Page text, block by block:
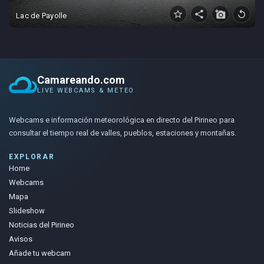
star_border share add_a_photo replay
Lac de Payolle
Camareando.com
LIVE WEBCAMS & METEO
Webcams e información meteorológica en directo del Pirineo para
consultar el tiempo real de valles, pueblos, estaciones y montañas.
EXPLORAR
Home
Webcams
Mapa
Slideshow
Noticias del Pirineo
Avisos
Añade tu webcam